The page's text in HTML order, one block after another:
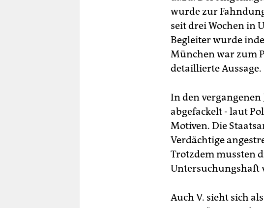
wurde zur
seit drei Wochen in
Begleiter wurde
München war zum
detaillierte Aussage.
In den
abgefackelt - laut
Motiven. Die
Verdächtige
Trotzdem mussten
Untersuchungshaft
Auch V. sieht sich